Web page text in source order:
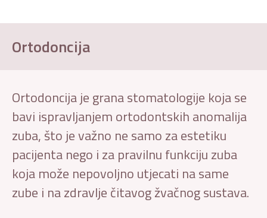
Ortodoncija
Ortodoncija je grana stomatologije koja se
bavi ispravljanjem ortodontskih anomalija
zuba, što je važno ne samo za estetiku
pacijenta nego i za pravilnu funkciju zuba
koja može nepovoljno utjecati na same
zube i na zdravlje čitavog žvačnog sustava.